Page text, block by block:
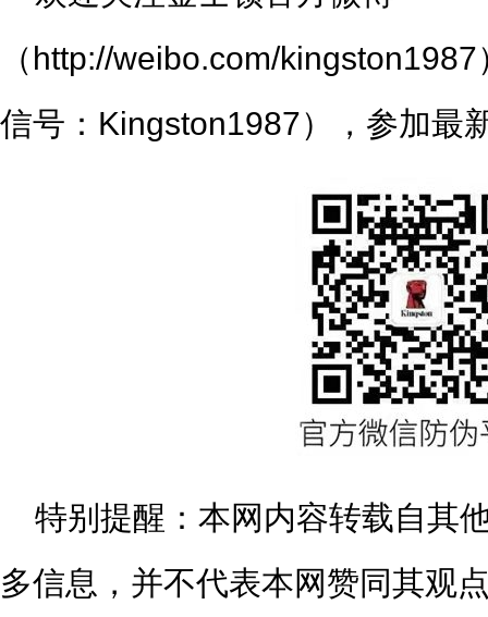
（http://weibo.com/
信号：Kingston1987），参加最
特别提醒： 本网内容转载自其
多信息，并不代表本网赞同其观